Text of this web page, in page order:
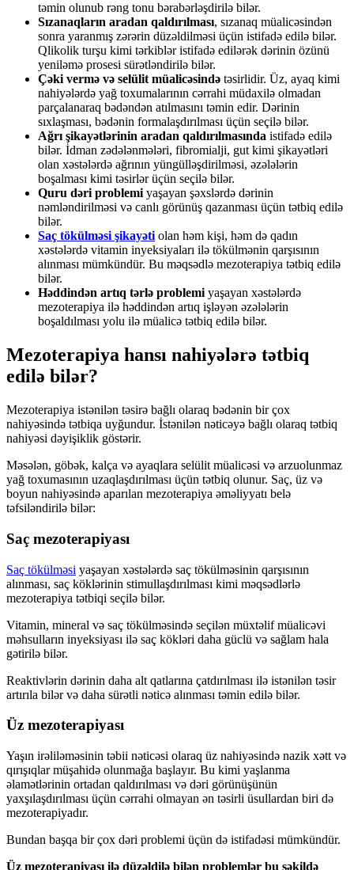
təmin olunub rəng tonu bərabərləşdirilə bilər.
Sızanaqların aradan qaldırılması, sızanaq müalicəsindən
sonra yaranmış zərərin düzəldilməsi üçün istifadə edilə bilər.
Qlikolik turşu kimi tərkiblər istifadə edilərək dərinin özünü
yeniləmə prosesi sürətləndirilə bilər.
Çəki vermə və selülit müalicəsində təsirlidir. Üz, ayaq kimi
nahiyələrdə yağ toxumalarının cərrahi müdaxilə olmadan
parçalanaraq bədəndən atılmasını təmin edir. Dərinin
sıxlaşması, bədənin formalaşdırılması üçün seçilə bilər.
Ağrı şikayətlərinin aradan qaldırılmasında istifadə edilə
bilər. İdman zədələnmələri, fibromialji, gut kimi şikayətləri
olan xəstələrdə ağrının yüngülləşdirilməsi, əzələlərin
boşalması kimi təsirlər üçün seçilə bilər.
Quru dəri problemi yaşayan şəxslərdə dərinin
nəmləndirilməsi və canlı görünüş qazanması üçün tətbiq edilə
bilər.
Saç tökülməsi şikayəti olan həm kişi, həm də qadın
xəstələrdə vitamin inyeksiyaları ilə tökülmənin qarşısının
alınması mümkündür. Bu məqsədlə mezoterapiya tətbiq edilə
bilər.
Həddindən artıq tərlə problemi yaşayan xəstələrdə
mezoterapiya ilə həddindən artıq işləyən əzələlərin
boşaldılması yolu ilə müalicə tətbiq edilə bilər.
Mezoterapiya hansı nahiyələrə tətbiq
edilə bilər?
Mezoterapiya istənilən təsirə bağlı olaraq bədənin bir çox
nahiyəsində tətbiqa uyğundur. İstənilən nəticəyə bağlı olaraq tətbiq
nahiyəsi dəyişiklik göstərir.
Məsələn, göbək, kalça və ayaqlara selülit müalicəsi və arzuolunmaz
yağ toxumasının uzaqlaşdırılması üçün tətbiq olunur. Saç, üz və
boyun nahiyəsində aparılan mezoterapiya əməliyyatı belə
təfsiləndirilə bilər:
Saç mezoterapiyası
Saç tökülməsi yaşayan xəstələrdə saç tökülməsinin qarşısının
alınması, saç köklərinin stimullaşdırılması kimi məqsədlərlə
mezoterapiya tətbiqi seçilə bilər.
Vitamin, mineral və saç tökülməsində seçilən müxtəlif müalicəvi
məhsulların inyeksiyası ilə saç kökləri daha güclü və sağlam hala
gətirilə bilər.
Reaktivlərin dərinin daha alt qatlarına çatdırılması ilə istənilən təsir
artırıla bilər və daha sürətli nəticə alınması təmin edilə bilər.
Üz mezoterapiyası
Yaşın irəliləməsinin təbii nəticəsi olaraq üz nahiyəsində nazik xətt və
qırışıqlar müşahidə olunmağa başlayır. Bu kimi yaşlanma
əlamətlərinin ortadan qaldırılması və dəri görünüşünün
yaxşılaşdırılması üçün cərrahi olmayan ən təsirli üsullardan biri də
mezoterapiyadır.
Bundan başqa bir çox dəri problemi üçün də istifadəsi mümkündür.
Üz mezoterapiyası ilə düzəldilə bilən problemlər bu şəkildə